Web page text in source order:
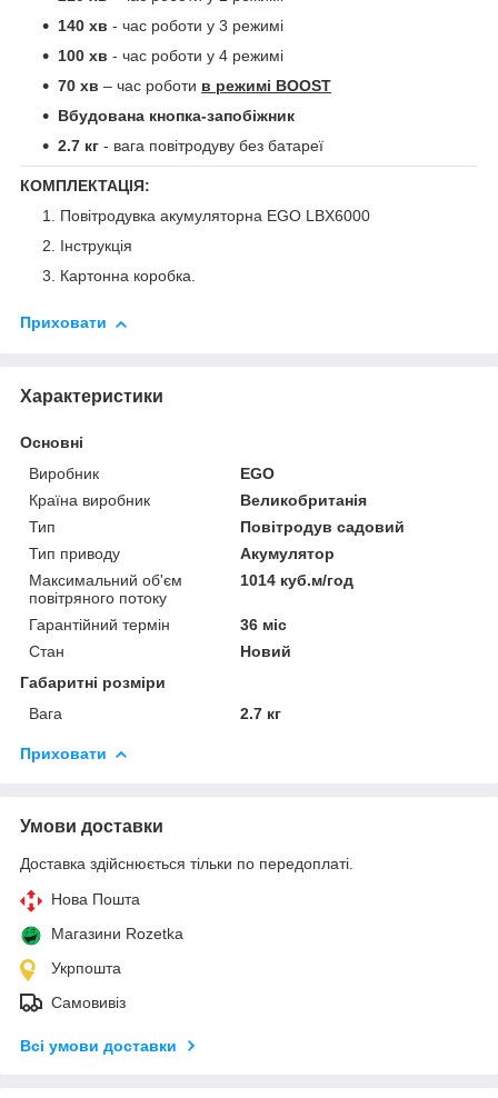
140 хв - час роботи у 3 режимі
100 хв - час роботи у 4 режимі
70 хв – час роботи в режимі BOOST
Вбудована кнопка-запобіжник
2.7 кг - вага повітродуву без батареї
КОМПЛЕКТАЦІЯ:
Повітродувка акумуляторна EGO LBX6000
Інструкція
Картонна коробка.
Приховати
Характеристики
Основні
Виробник
EGO
Країна виробник
Великобританія
Тип
Повітродув садовий
Тип приводу
Акумулятор
Максимальний об'єм
повітряного потоку
1014 куб.м/год
Гарантійний термін
36 міс
Стан
Новий
Габаритні розміри
Вага
2.7 кг
Приховати
Умови доставки
Доставка здійснюється тільки по передоплаті.
Нова Пошта
Магазини Rozetka
Укрпошта
Самовивіз
Всі умови доставки